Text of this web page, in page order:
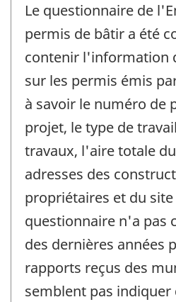
Le questionnaire de
permis de bâtir a été
contenir l'information
sur les permis émis
à savoir le numéro de
projet, le type de
travaux, l'aire totale
adresses des
propriétaires et du
questionnaire n'a pas
des dernières années
rapports reçus des
semblent pas indiquer